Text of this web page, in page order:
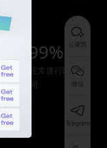
99.99%
數據中心正常運行時
間
公衆號
微信
Telegram